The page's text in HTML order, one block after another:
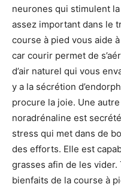
neurones qui stimulent
assez important dans le
course à pied vous aide
car courir permet de
d’air naturel qui vous
y a la sécrétion
procure la joie. Une
noradrénaline est
stress qui met dans de
des efforts. Elle est
grasses afin de les
bienfaits de la course à